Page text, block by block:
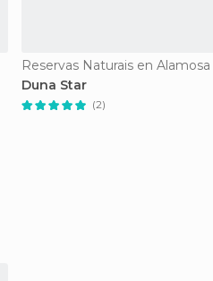
Reservas Naturais en Alamosa
Duna Star
(2)